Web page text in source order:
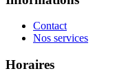
Contact
Nos services
Horaires